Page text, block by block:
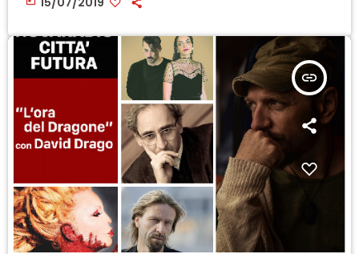
insert_link